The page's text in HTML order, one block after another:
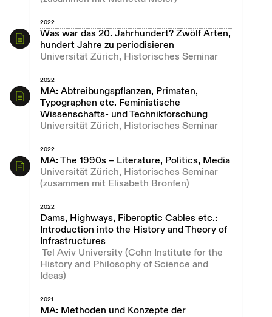
2022
Was war das 20. Jahrhundert? Zwölf Arten,
hundert Jahre zu periodisieren
Universität Zürich, Historisches Seminar
2022
MA: Abtreibungspflanzen, Primaten,
Typographen etc. Feministische
Wissenschafts- und Technikforschung
Universität Zürich, Historisches Seminar
2022
MA: The 1990s – Literature, Politics, Media
Universität Zürich, Historisches Seminar
(zusammen mit Elisabeth Bronfen)
2022
Dams, Highways, Fiberoptic Cables etc.:
Introduction into the History and Theory of
Infrastructures
Tel Aviv University (Cohn Institute for the
History and Philosophy of Science and
Ideas)
2021
MA: Methoden und Konzepte der